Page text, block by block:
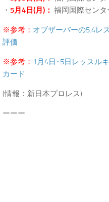
・ 5月4日(月)： 福岡国際センタ
※参考： オブザーバーの5.4レ
評価
※参考： 1月4日･5日レッスル
カード
(情報：新日本プロレス)
ーーー